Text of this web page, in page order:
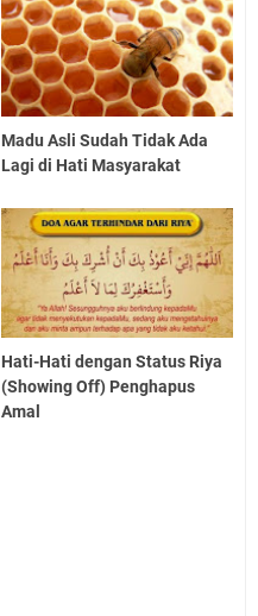
Madu Asli Sudah Tidak Ada
Lagi di Hati Masyarakat
Hati-Hati dengan Status Riya
(Showing Off) Penghapus
Amal